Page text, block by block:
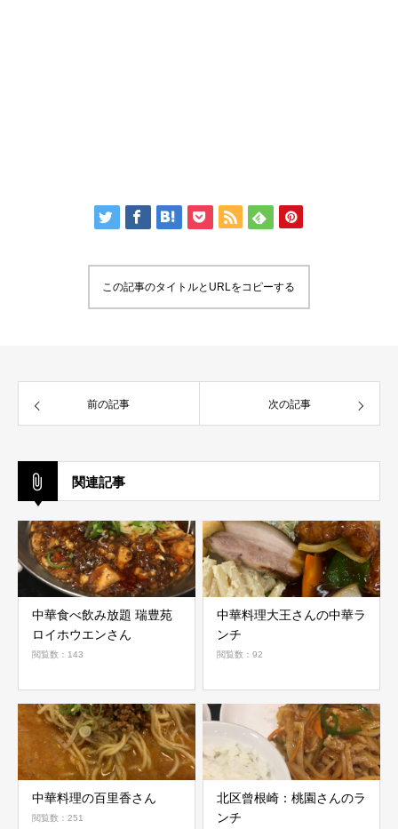
この記事のタイトルとURLをコピーする
前の記事 次の記事
関連記事
中華食べ飲み放題 瑞豊苑
ロイホウエンさん
閲覧数：143
中華料理大王さんの中華ラ
ンチ
閲覧数：92
中華料理の百里香さん
閲覧数：251
北区曾根崎：桃園さんのラ
ンチ